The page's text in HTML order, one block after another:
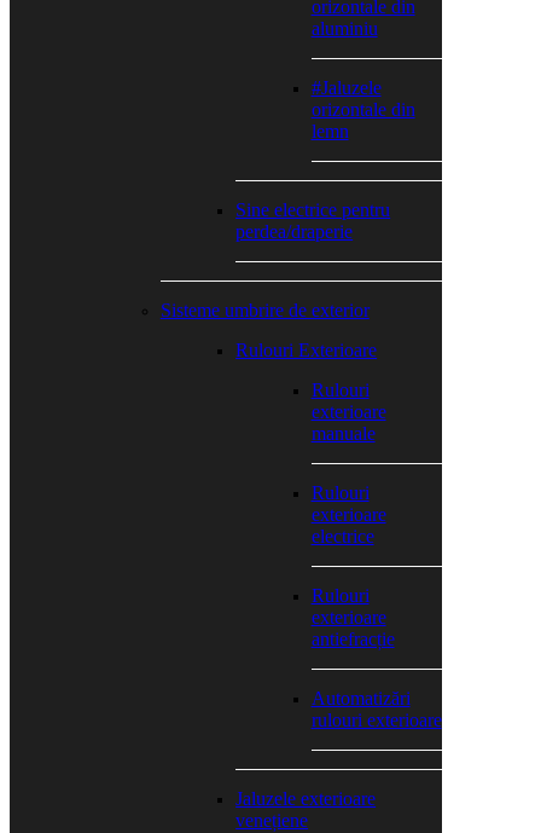
orizontale din
aluminiu
#Jaluzele
orizontale din
lemn
Sine electrice pentru
perdea/draperie
Sisteme umbrire de exterior
Rulouri Exterioare
Rulouri
exterioare
manuale
Rulouri
exterioare
electrice
Rulouri
exterioare
antiefracție
Automatizări
rulouri exterioare
Jaluzele exterioare
venețiene